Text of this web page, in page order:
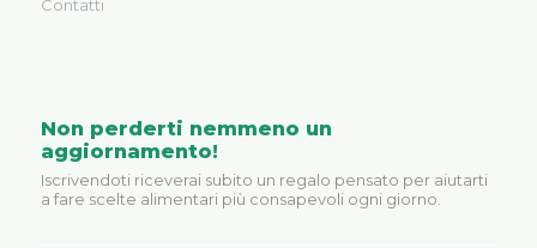
Contatti
Non perderti nemmeno un
aggiornamento!
Iscrivendoti riceverai subito un regalo pensato per aiutarti
a fare scelte alimentari più consapevoli ogni giorno.